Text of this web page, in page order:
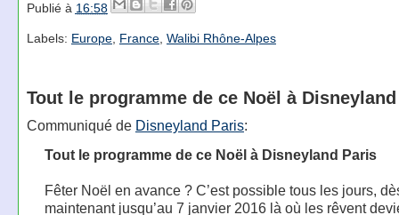
Publié à 16:58
Labels: Europe, France, Walibi Rhône-Alpes
Tout le programme de ce Noël à
Communiqué de Disneyland Paris:
Tout le programme de ce Noël à Disneyland Paris
Fêter Noël en avance ? C’est possible tous les jours,
maintenant jusqu’au 7 janvier 2016 là où les rêvent